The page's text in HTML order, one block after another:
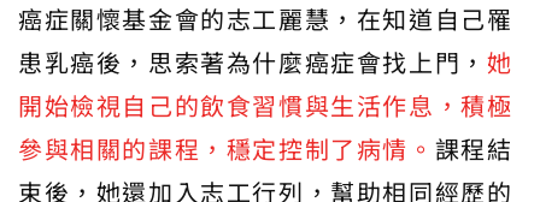
癌症關懷基金會的志工麗慧，在知道自己罹
患乳癌後，思索著為什麼癌症會找上門， 她
開始檢視自己的飲食習慣與生活作息，積極
參與相關的課程，穩定控制了病情。 課程結
束後，她還加入志工行列，幫助相同經歷的